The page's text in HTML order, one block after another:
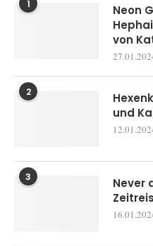
1
Neon
von
2
und
3
Never